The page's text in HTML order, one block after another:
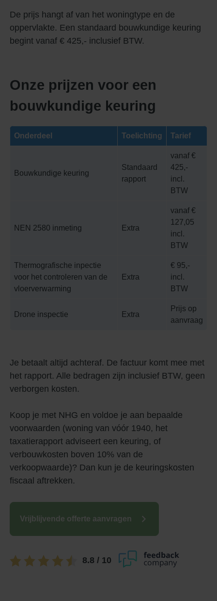
De prijs hangt af van het woningtype en de
oppervlakte. Een standaard bouwkundige keuring
begint vanaf € 425,- inclusief BTW.
Onze prijzen voor een
bouwkundige keuring
Onderdeel Toelichting Tarief
Bouwkundige keuring
Standaard
rapport
vanaf €
425,-
incl.
BTW
NEN 2580 inmeting Extra
vanaf €
127,05
incl.
BTW
Thermografische inpectie
voor het controleren van de
vloerverwarming
Extra
€ 95,-
incl.
BTW
Drone inspectie Extra
Prijs op
aanvraag
Je betaalt altijd achteraf. De factuur komt mee met
het rapport. Alle bedragen zijn inclusief BTW, geen
verborgen kosten.
Koop je met NHG en voldoe je aan bepaalde
voorwaarden (woning van vóór 1940, het
taxatierapport adviseert een keuring, of
verbouwkosten boven 10% van de
verkoopwaarde)? Dan kun je de keuringskosten
fiscaal aftrekken.
Vrijblijvende offerte aanvragen
8.8 / 10